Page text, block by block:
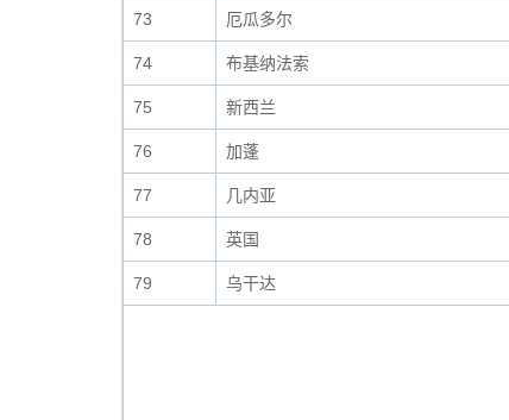
73 厄瓜多尔
74 布基纳法索
75 新西兰
76 加蓬
77 几内亚
78 英国
79 乌干达